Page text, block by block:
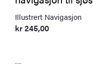
Illustrert Navigasjon
kr245,00